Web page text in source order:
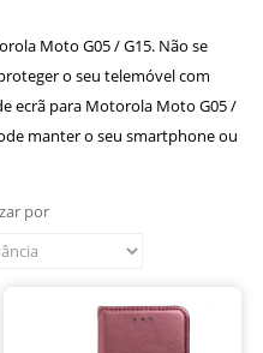
Moto G05 / G15. Não se
o seu telemóvel com
ecrã para Motorola Moto G05 /
manter o seu smartphone ou
por